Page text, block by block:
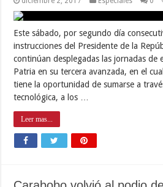
Este sábado, por segundo día
instrucciones del Presidente de la
continúan desplegadas las jornadas de
Patria en su tercera avanzada, en el
tiene la oportunidad de sumarse a
tecnológica, a los …
Leer mas...